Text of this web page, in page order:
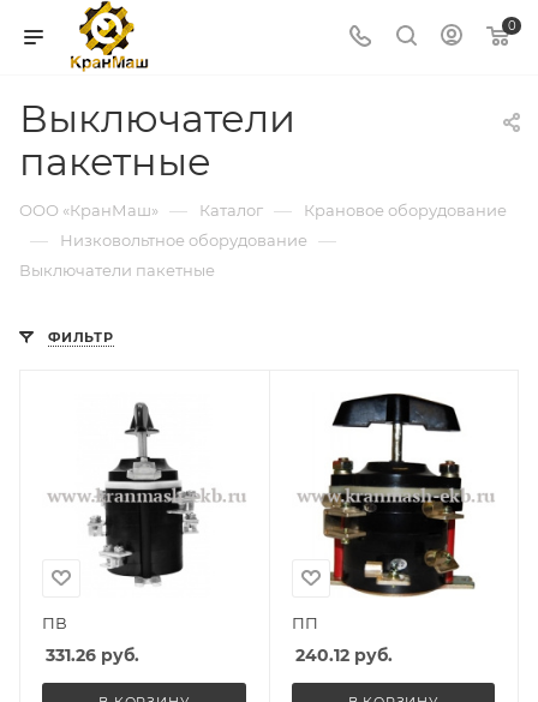
0
Выключатели
пакетные
ООО «КранМаш» — Каталог — Крановое оборудование
— Низковольтное оборудование —
Выключатели пакетные
ФИЛЬТР
ПВ
331.26 руб.
ПП
240.12руб.